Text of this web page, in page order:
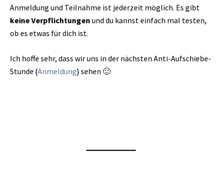
Anmeldung und Teilnahme ist jederzeit möglich. Es gibt
keine Verpflichtungen und du kannst einfach mal testen,
ob es etwas für dich ist.
Ich hoffe sehr, dass wir uns in der nächsten Anti-Aufschiebe-
Stunde {Anmeldung} sehen 🙂